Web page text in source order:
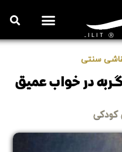
سنتی
در خواب عمیق
کودکی